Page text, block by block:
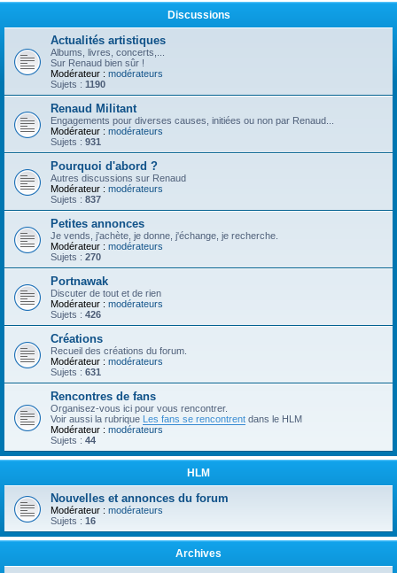
Discussions
Actualités artistiques
Albums, livres, concerts,...
Sur Renaud bien sûr !
Modérateur : modérateurs
Sujets : 1190
Renaud Militant
Engagements pour diverses causes, initiées ou non par Renaud...
Modérateur : modérateurs
Sujets : 931
Pourquoi d'abord ?
Autres discussions sur Renaud
Modérateur : modérateurs
Sujets : 837
Petites annonces
Je vends, j'achète, je donne, j'échange, je recherche.
Modérateur : modérateurs
Sujets : 270
Portnawak
Discuter de tout et de rien
Modérateur : modérateurs
Sujets : 426
Créations
Recueil des créations du forum.
Modérateur : modérateurs
Sujets : 631
Rencontres de fans
Organisez-vous ici pour vous rencontrer.
Voir aussi la rubrique Les fans se rencontrent dans le HLM
Modérateur : modérateurs
Sujets : 44
HLM
Nouvelles et annonces du forum
Modérateur : modérateurs
Sujets : 16
Archives